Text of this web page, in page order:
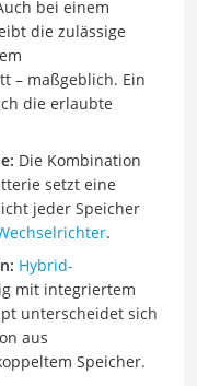
bei einem
die zulässige
– maßgeblich. Ein
die erlaubte
Die Kombination
setzt eine
jeder Speicher
.
Hybrid-
mit integriertem
unterscheidet sich
aus
Speicher.